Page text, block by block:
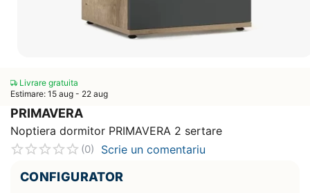
Livrare gratuita
Estimare: 15 aug - 22 aug
PRIMAVERA
Noptiera dormitor PRIMAVERA 2 sertare
(0) Scrie un comentariu
CONFIGURATOR